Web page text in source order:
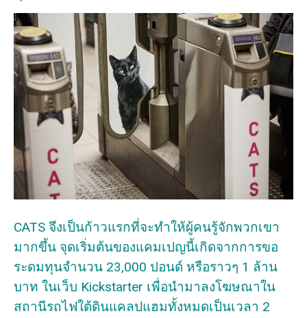
CATS จึงเป็นก้าวแรกที่จะทำให้ผู้คนรู้จักพวกเขา
มากขึ้น จุดเริ่มต้นของแคมเปญนี้เกิดจากการขอ
ระดมทุนจำนวน 23,000 ปอนด์ หรือราวๆ 1 ล้าน
บาท ในเว็บ Kickstarter เพื่อนำมาลงโฆษณาใน
สถานีรถไฟใต้ดินแคลปแฮมทั้งหมดเป็นเวลา 2